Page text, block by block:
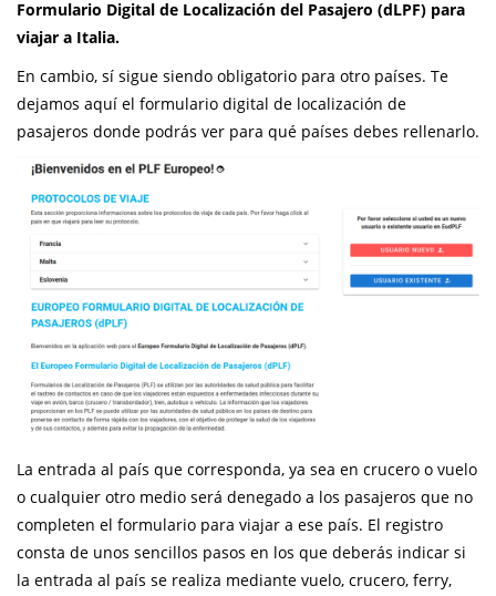
Formulario Digital de Localización del Pasajero (dLPF) para
viajar a Italia.
En cambio, sí sigue siendo obligatorio para otro países. Te
dejamos aquí el formulario digital de localización de
pasajeros donde podrás ver para qué países debes rellenarlo.
La entrada al país que corresponda, ya sea en crucero o vuelo
o cualquier otro medio será denegado a los pasajeros que no
completen el formulario para viajar a ese país. El registro
consta de unos sencillos pasos en los que deberás indicar si
la entrada al país se realiza mediante vuelo, crucero, ferry,